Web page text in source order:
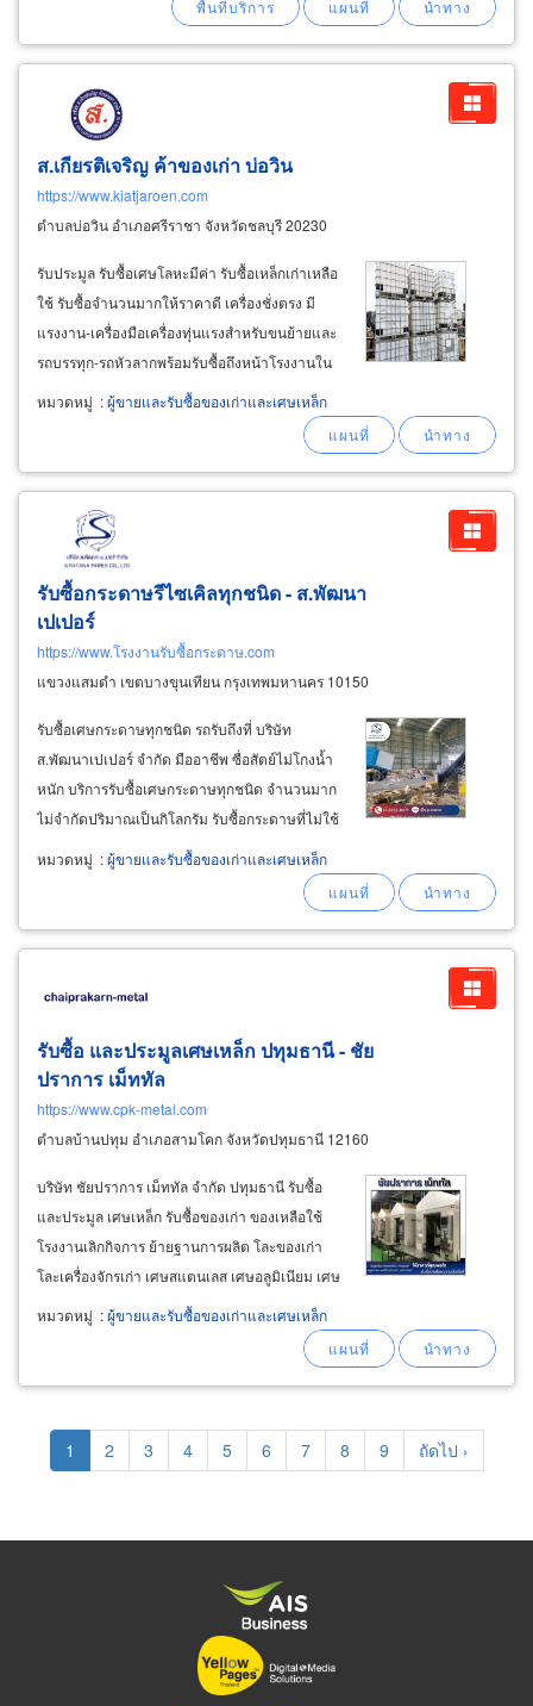
เครื่องจักรเก่าพร้อมทีมวิศวกรควบคุมงาน
ส.เกียรติเจริญ ค้าของเก่า บ่อวิน
https://www.kiatjaroen.com
ตำบลบ่อวิน อำเภอศรีราชา จังหวัดชลบุรี 20230
รับประมูล รับซื้อเศษโลหะมีค่า รับซื้อเหล็กเก่าเหลือ
ใช้ รับซื้อจำนวนมากให้ราคาดี เครื่องชั่งตรง มี
แรงงาน-เครื่องมือเครื่องทุ่นแรงสำหรับขนย้ายและ
รถบรรทุก-รถหัวลากพร้อมรับซื้อถึงหน้าโรงงานใน
พื้นที่อมตะซิตี้ นิคมอุตสาหกรรมอีสเทิร์นซีบอร์ด
นิคม wha บ่อวิน นิคมอุตสาหกรรมแหลมฉบัง นิคม
หมวดหมู่ :ผู้ขายและรับซื้อของเก่าและเศษเหล็ก
รับซื้อกระดาษรีไซเคิลทุกชนิด - ส.พัฒนา
เปเปอร์
https://www.โรงงานรับซื้อกระดาษ.com
แขวงแสมดำ เขตบางขุนเทียน กรุงเทพมหานคร 10150
รับซื้อเศษกระดาษทุกชนิด รถรับถึงที่ บริษัท
ส.พัฒนาเปเปอร์ จำกัด มืออาชีพ ซื่อสัตย์ไม่โกงน้ำ
หนัก บริการรับซื้อเศษกระดาษทุกชนิด จำนวนมาก
ไม่จำกัดปริมาณเป็นกิโลกรัม รับซื้อกระดาษที่ไม่ใช้
แล้วทุกชนิดทุกขนาด เศษกระดาษต่างๆ เศษ
กระดาษอัดก้อน รับซื้อลูกอัดก้อน-ลูกเบน มีรถรับซื้อ
หมวดหมู่ :ผู้ขายและรับซื้อของเก่าและเศษเหล็ก
รับซื้อ และประมูลเศษเหล็ก ปทุมธานี - ชัย
ปราการ เม็ททัล
https://www.cpk-metal.com
ตำบลบ้านปทุม อำเภอสามโคก จังหวัดปทุมธานี 12160
บริษัท ชัยปราการ เม็ททัล จำกัด ปทุมธานี รับซื้อ
และประมูล เศษเหล็ก รับซื้อของเก่า ของเหลือใช้
โรงงานเลิกกิจการ ย้ายฐานการผลิต โละของเก่า
โละเครื่องจักรเก่า เศษสแตนเลส เศษอลูมิเนียม เศษ
ทองเหลือง เศษทองแดง คาร์ไบด์ โซล่าร์เซลล์
เครื่องจักร solder dross อุปกรณ์อิเล็คทรอนิกส์
หมวดหมู่ :ผู้ขายและรับซื้อของเก่าและเศษเหล็ก
Pagination
Current
page
1 Page
2 Page
3 Page
4 Page
5 Page
6 Page
7 Page
8 Page
9
Next
page
ถัดไป ›